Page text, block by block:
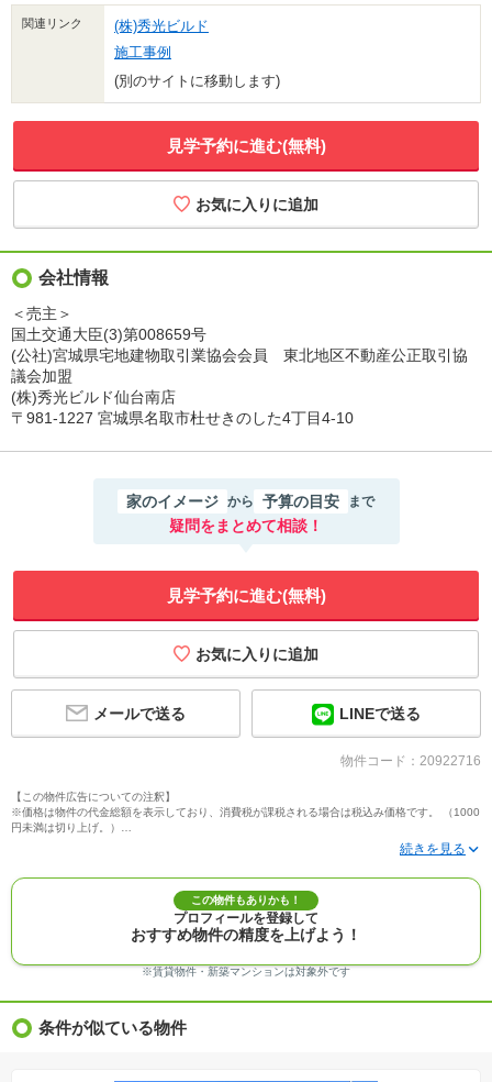
関連リンク
(株)秀光ビルド
施工事例
(別のサイトに移動します)
見学予約に進む(無料)
会社情報
＜売主＞
国土交通大臣(3)第008659号
(公社)宮城県宅地建物取引業協会会員 東北地区不動産公正取引協
議会加盟
(株)秀光ビルド仙台南店
〒981-1227 宮城県名取市杜せきのした4丁目4-10
家のイメージ から 予算の目安 まで
疑問をまとめて相談！
見学予約に進む(無料)
メールで送る LINEで送る
物件コード：20922716
【この物件広告についての注釈】
※価格は物件の代金総額を表示しており、消費税が課税される場合は税込み価格です。 （1000
円未満は切り上げ。）
※写真に写っている、またはパース（絵）や間取り図に描かれている家具や車などは、特にコ
※建築条件付き土地価格には、建物価格は含まれません。
※物件情報は、原則として情報提供日の２日前に最終確認した情報です。
※完成予想図はいずれも外構、植栽、外観等実際のものとは多少異なることがあります。
※モデルルーム・モデルハウス・展示場・ショールームの画像の場合、今回販売の物件と異な
※ＣＧ合成の画像の場合、実際とは多少異なる場合があります。
※物件特徴：販売戸数が複数の物件は、全ての住戸に該当しない項目もあります。
※価格更新：物件価格が変更された日から１週間表示されます。
この物件もありかも！
プロフィールを登録して
おすすめ物件の精度を上げよう！
※賃貸物件・新築マンションは対象外です
条件が似ている物件